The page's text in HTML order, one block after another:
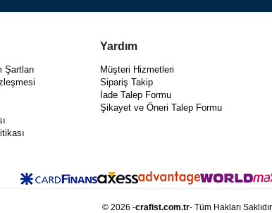
Şartları
Yardım
Müşteri Hizmetleri
Sipariş Takip
İade Talep Formu
Şikayet ve Öneri Talep Formu
© 2026 -crafist.com.tr- Tüm Hakları